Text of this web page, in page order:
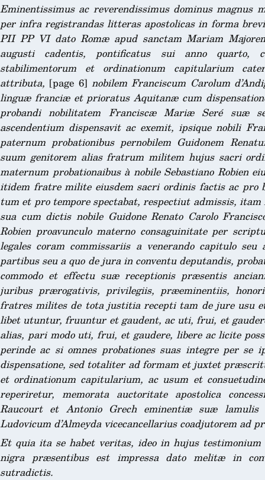
Eminentissimus ac reverendissimus dominus magnus
per infra registrandas litteras apostolicas in forma
PII PP VI dato Romæ apud sanctam Mariam
augusti cadentis, pontificatus sui anno quarto,
stabilimentorum et ordinationum capitularium
attributa, [page 6]nobilem Franciscum Carolum
linguæ franciæ et prioratus Aquitanæ cum
probandi nobilitatem Franciscæ Mariæ Seré suæ
ascendentium dispensavit ac exemit, ipsique nobili
paternum probationibus pernobilem Guidonem
suum genitorem alias fratrum militem hujus sacri
maternum probationaibus à nobile Sebastiano Robien
itidem fratre milite eiusdem sacri ordinis factis ac pro
tum et pro tempore spectabat, respectiut admissis,
sua cum dictis nobile Guidone Renato Carolo
Robien proavunculo materno consaguinitate per
legales coram commissariis a venerando capitulo
partibus seu a quo de jura in conventu deputandis,
commodo et effectu suæ receptionis præsentis
juribus prærogativis, privilegiis, præeminentiis,
fratres milites de tota justitia recepti tam de jure usu
libet utuntur, fruuntur et gaudent, ac uti, frui, et
alias, pari modo uti, frui, et gaudere, libere ac licite
perinde ac si omnes probationes suas integre per se
dispensatione, sed totaliter ad formam et juxtet
et ordinationum capitularium, ac usum et
reperiretur, memorata auctoritate apostolica
Raucourt et Antonio Grech eminentiæ suæ
Ludovicum d’Almeyda vicecancellarius coadjutorem ad
Et quia ita se habet veritas, ideo in hujus
nigra præsentibus est impressa dato melitæ in
sutradictis.